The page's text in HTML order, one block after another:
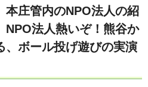
本庄管内のNPO法人の紹
NPO法人熱いぞ！熊谷か
、ボール投げ遊びの実演